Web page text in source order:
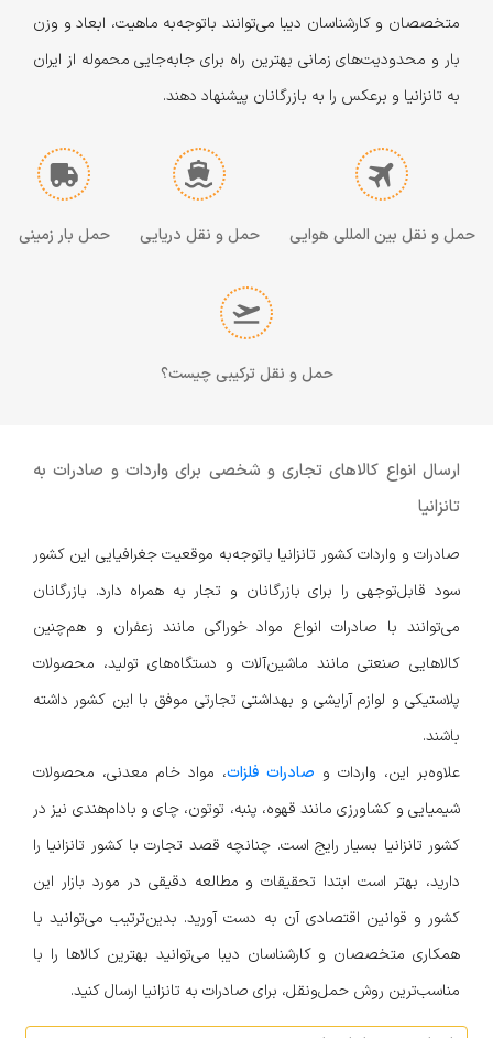
متخصصان و کارشناسان دیبا می‌توانند با‌توجه‌به ماهیت، ابعاد و وزن
بار و محدودیت‌های زمانی بهترین راه برای جابه‌جایی محموله‌ از ایران
به تانزانیا و برعکس را به بازرگانان پیشنهاد دهند.
حمل و نقل بین المللی هوایی حمل و نقل دریایی حمل بار زمینی
حمل و نقل ترکیبی چیست؟
ارسال انواع کالا‌های تجاری و شخصی برای واردات و صادرات به
تانزانیا
صادرات و واردات کشور تانزانیا با‌توجه‌به موقعیت جغرافیایی این کشور
سود قابل‌توجهی را برای بازرگانان و تجار به همراه دارد. بازرگانان
می‌توانند با صادرات انواع مواد خوراکی مانند زعفران و هم‌چنین
کالاهایی صنعتی مانند ماشین‌آلات و دستگاه‌های تولید، محصولات
پلاستیکی و لوازم آرایشی و بهداشتی تجارتی موفق با این کشور داشته
باشند.
علاوه‌بر این، واردات و صادرات فلزات، مواد خام معدنی، محصولات
شیمیایی و کشاورزی مانند قهوه، پنبه، توتون، چای و بادام‌هندی نیز در
کشور تانزانیا بسیار رایج است. چنانچه قصد تجارت با کشور تانزانیا را
دارید، بهتر است ابتدا تحقیقات و مطالعه دقیقی در مورد بازار این
کشور و قوانین اقتصادی آن به دست آورید. بدین‌ترتیب می‌توانید با
همکاری متخصصان و کارشناسان دیبا می‌توانید بهترین کالاها را با
مناسب‌ترین روش حمل‌ونقل، برای صادرات به تانزانیا ارسال کنید.